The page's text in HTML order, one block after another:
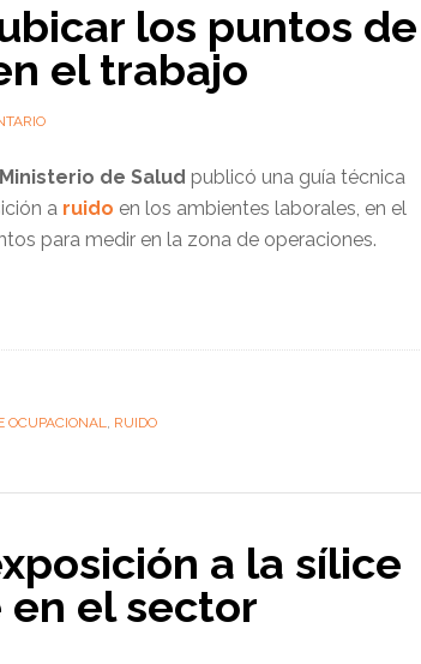
los puntos de
el trabajo
Ministerio de Salud publicó una guía técnica
a ruido en los ambientes laborales, en el
para medir en la zona de operaciones.
OCUPACIONAL, RUIDO
a la sílice
el sector